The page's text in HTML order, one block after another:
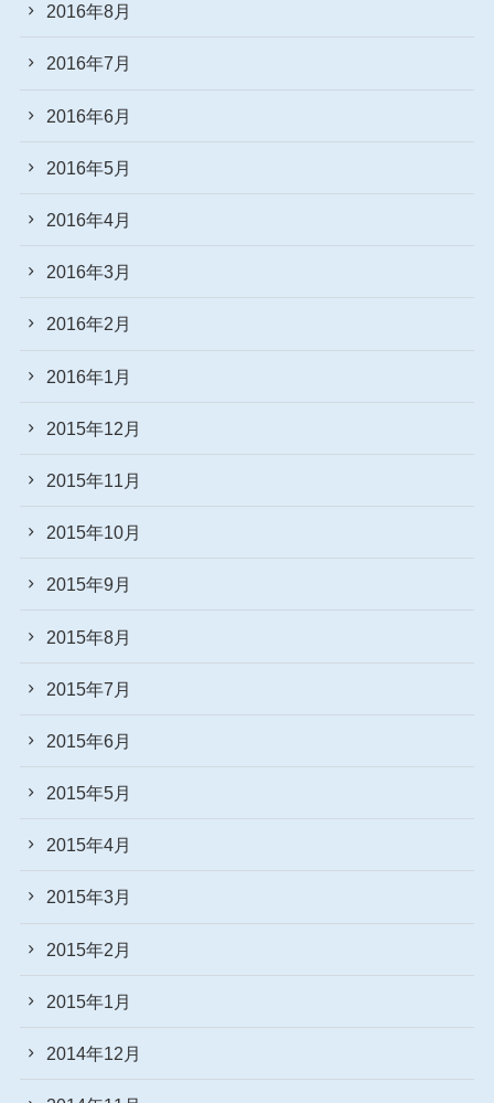
2016年8月
2016年7月
2016年6月
2016年5月
2016年4月
2016年3月
2016年2月
2016年1月
2015年12月
2015年11月
2015年10月
2015年9月
2015年8月
2015年7月
2015年6月
2015年5月
2015年4月
2015年3月
2015年2月
2015年1月
2014年12月